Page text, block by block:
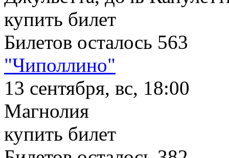
купить билет
Билетов осталось 563
"Чиполлино"
13 сентября, вс, 18:00
Магнолия
купить билет